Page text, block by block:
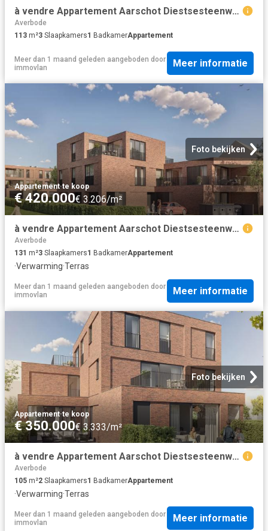
à vendre Appartement Aarschot Diestsesteenweg
Averbode
113 m²3 Slaapkamers1 BadkamerAppartement
Meer dan 1 maand geleden aangeboden door
immovlan
Meer informatie
Foto bekijken
Appartement·te koop
€ 420.000€ 3.206/m²
à vendre Appartement Aarschot Diestsesteenweg
Averbode
131 m²3 Slaapkamers1 BadkamerAppartement
·Verwarming·Terras
Meer dan 1 maand geleden aangeboden door
immovlan
Meer informatie
Foto bekijken
Appartement·te koop
€ 350.000€ 3.333/m²
à vendre Appartement Aarschot Diestsesteenweg
Averbode
105 m²2 Slaapkamers1 BadkamerAppartement
·Verwarming·Terras
Meer dan 1 maand geleden aangeboden door
immovlan
Meer informatie